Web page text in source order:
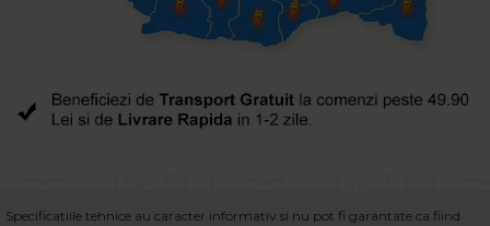
Specificatiile tehnice au caracter informativ si nu pot fi garantate ca fiind